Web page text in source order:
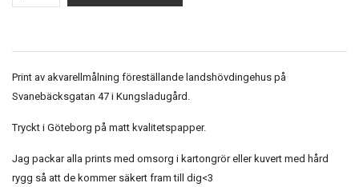
Print av akvarellmålning föreställande landshövdingehus på
Svanebäcksgatan 47 i Kungsladugård.
Tryckt i Göteborg på matt kvalitetspapper.
Jag packar alla prints med omsorg i kartongrör eller kuvert med hård
rygg så att de kommer säkert fram till dig<3